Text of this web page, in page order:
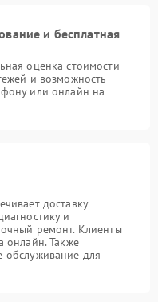
и бесплатная
оценка стоимости
и возможность
или онлайн на
доставку
и
ремонт. Клиенты
онлайн. Также
обслуживание для